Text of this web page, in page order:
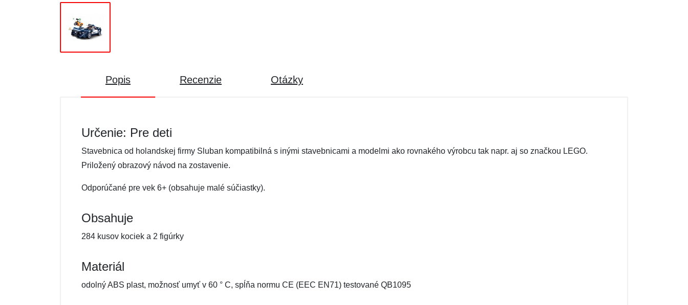
Popis Recenzie Otázky
Určenie: Pre deti
Stavebnica od holandskej firmy Sluban kompatibilná s inými stavebnicami a modelmi ako rovnakého výrobcu tak napr. aj so značkou LEGO.
Priložený obrazový návod na zostavenie.
Odporúčané pre vek 6+ (obsahuje malé súčiastky).
Obsahuje
284 kusov kociek a 2 figúrky
Materiál
odolný ABS plast, možnosť umyť v 60 ° C, spĺňa normu CE (EEC EN71) testované QB1095